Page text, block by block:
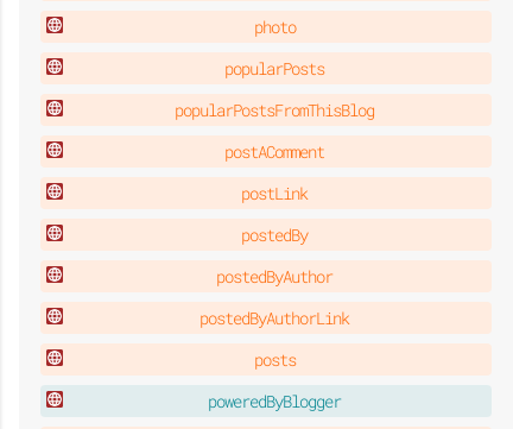
photo
popularPosts
popularPostsFromThisBlog
postAComment
postLink
postedBy
postedByAuthor
postedByAuthorLink
posts
poweredByBlogger